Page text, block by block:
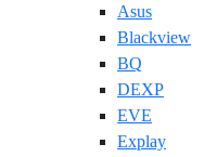
Asus
Blackview
BQ
DEXP
EVE
Explay